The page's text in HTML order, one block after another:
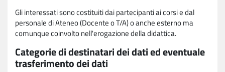
Gli interessati sono costituiti dai partecipanti ai corsi e dal
personale di Ateneo (Docente o T/A) o anche esterno ma
comunque coinvolto nell'erogazione della didattica.
Categorie di destinatari dei dati ed eventuale
trasferimento dei dati